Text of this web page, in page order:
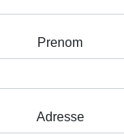
Prenom
Adresse